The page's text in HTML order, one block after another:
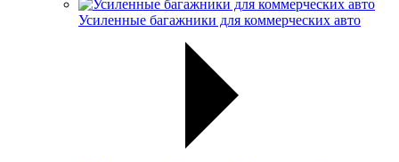
Усиленные багажники для коммерческих авто